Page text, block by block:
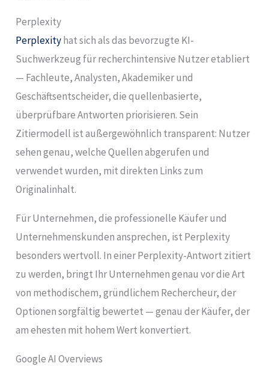
Perplexity
Perplexityhat sich als das bevorzugte KI-
Suchwerkzeug für recherchintensive Nutzer etabliert
— Fachleute, Analysten, Akademiker und
Geschäftsentscheider, die quellenbasierte,
überprüfbare Antworten priorisieren. Sein
Zitiermodell ist außergewöhnlich transparent: Nutzer
sehen genau, welche Quellen abgerufen und
verwendet wurden, mit direkten Links zum
Originalinhalt.
Für Unternehmen, die professionelle Käufer und
Unternehmenskunden ansprechen, ist Perplexity
besonders wertvoll. In einer Perplexity-Antwort zitiert
zu werden, bringt Ihr Unternehmen genau vor die Art
von methodischem, gründlichem Rechercheur, der
Optionen sorgfältig bewertet — genau der Käufer, der
am ehesten mit hohem Wert konvertiert.
Google AI Overviews